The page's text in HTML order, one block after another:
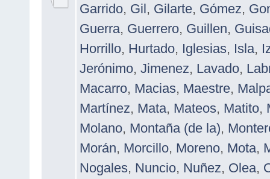
Garrido, Gil, Gilarte, Gómez,
Guerra, Guerrero, Guillen,
Horrillo, Hurtado, Iglesias, Isla,
Jerónimo, Jimenez, Lavado,
Macarro, Macias, Maestre,
Martínez, Mata, Mateos, Matito,
Molano, Montaña (de la),
Morán, Morcillo, Moreno, Mota,
Nogales, Nuncio, Nuñez, Olea,